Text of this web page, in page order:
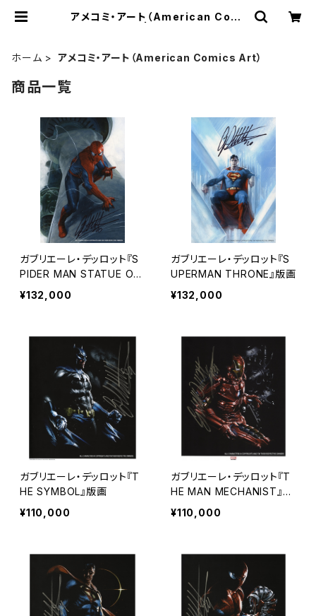
アメコミ・アート（American Comi
ホーム アメコミ・アート（American Comics Art）
商品一覧
ガブリエーレ・デッロット『S
PIDER MAN STATUE OF
LIBERTY』版画
¥132,000
ガブリエーレ・デッロット『S
UPERMAN THRONE』版画
¥132,000
ガブリエーレ・デッロット『T
HE SYMBOL』版画
¥110,000
ガブリエーレ・デッロット『T
HE MAN MECHANIST』版
画
¥110,000